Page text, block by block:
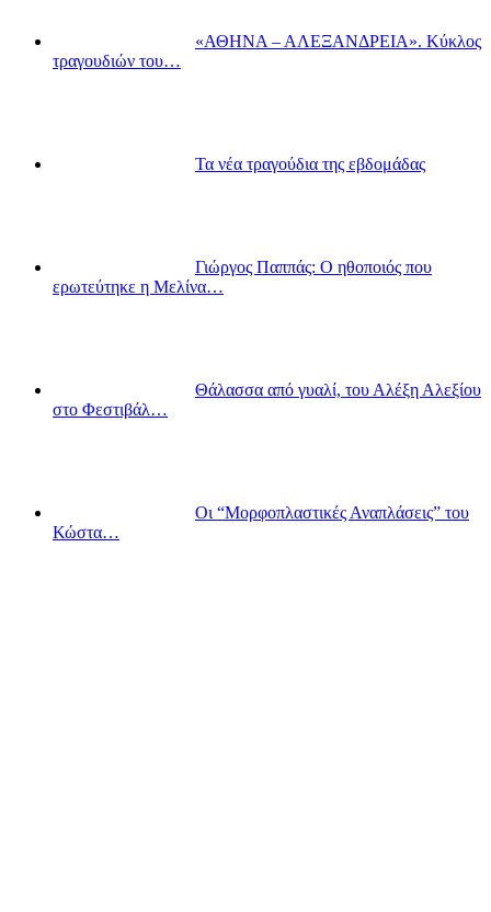
«ΑΘΗΝΑ – ΑΛΕΞΑΝΔΡΕΙΑ». Κύκλος
τραγουδιών του…
Τα νέα τραγούδια της εβδομάδας
Γιώργος Παππάς: Ο ηθοποιός που
ερωτεύτηκε η Μελίνα…
Θάλασσα από γυαλί, του Αλέξη Αλεξίου
στο Φεστιβάλ…
Οι “Μορφοπλαστικές Αναπλάσεις” του
Κώστα…